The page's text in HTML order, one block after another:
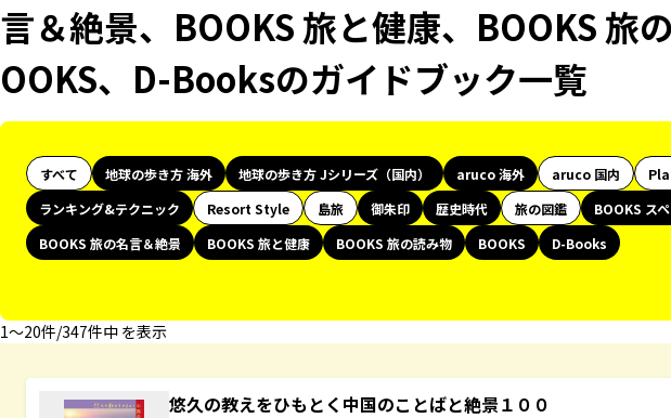
言＆絶景、BOOKS 旅と健康、BOOKS 旅
OOKS、D-Booksのガイドブック一覧
すべて 地球の歩き方 海外 地球の歩き方 Jシリーズ（国内） aruco 海外 aruco 国内
ランキング&テクニック
Resort Style 島旅 御朱印 歴史時代 旅の図鑑
BOOKS ス
BOOKS 旅の名言＆絶景
BOOKS 旅と健康 BOOKS 旅の読み物 BOOKS
D-Books
1〜20件/347件中 を表示
悠久の教えをひもとく中国のことばと絶景１００